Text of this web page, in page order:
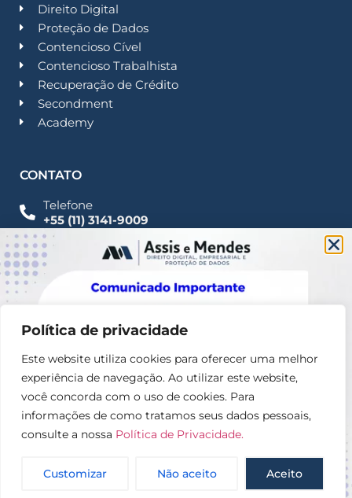
Política de privacidade
Este website utiliza cookies para oferecer uma melhor
experiência de navegação. Ao utilizar este website,
você concorda com o uso de cookies. Para
informações de como tratamos seus dados pessoais,
consulte a nossa Política de Privacidade.
Customizar Não aceito Aceito
Direito Digital
Proteção de Dados
Contencioso Cível
Contencioso Trabalhista
Recuperação de Crédito
Secondment
Academy
CONTATO
Telefone
+55 (11) 3141-9009
Imprensa
Fale Conosco
contato@assisemendes.com.br
Alameda Santos, 1165 Paulista - CEP 01419-001 -
SP
© 2025 – Assis e Mendes Direito digital, Empresarial e
Proteção de dados